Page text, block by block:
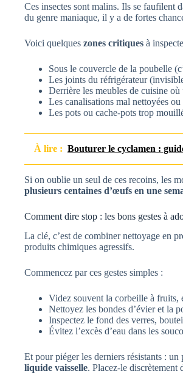
Ces insectes sont malins. Ils se faufilent
du genre maniaque, il y a de fortes
Voici quelques zones critiques à
Sous le couvercle de la poubelle
Les joints du réfrigérateur
Derrière les meubles de cuisine
Les canalisations mal nettoyées
Les pots ou cache-pots trop
À lire : Bouturer le cyclamen :
Si on oublie un seul de ces recoins, les
plusieurs centaines d’œufs en une
Comment dire stop : les bons gestes à
La clé, c’est de combiner nettoyage en
produits chimiques agressifs.
Commencez par ces gestes simples :
Videz souvent la corbeille à fruits,
Nettoyez les bondes d’évier et la
Inspectez le fond des verres,
Évitez l’excès d’eau dans les
Et pour piéger les derniers résistants :
liquide vaisselle. Placez-le discrètement